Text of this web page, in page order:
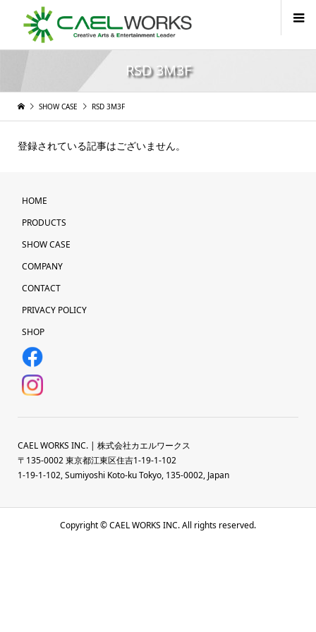
RSD 3M3F
SHOW CASE RSD 3M3F
登録されている記事はございません。
HOME
PRODUCTS
SHOW CASE
COMPANY
CONTACT
PRIVACY POLICY
SHOP
CAEL WORKS INC. | 株式会社カエルワークス
〒135-0002 東京都江東区住吉1-19-1-102
1-19-1-102, Sumiyoshi Koto-ku Tokyo, 135-0002, Japan
Copyright © CAEL WORKS INC. All rights reserved.